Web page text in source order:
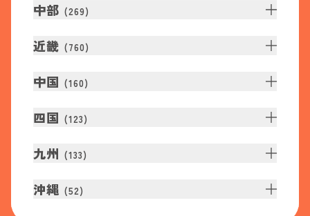
中部 (269)
近畿 (760)
中国 (160)
四国 (123)
九州 (133)
沖縄 (52)